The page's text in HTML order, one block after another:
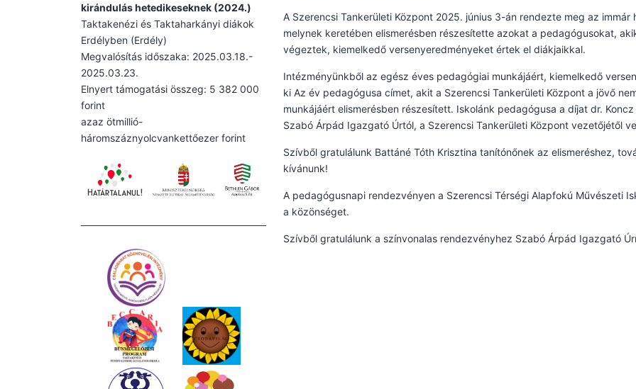
kirándulás hetedikeseknek (2024.)
Taktakenézi és Taktaharkányi diákok
Erdélyben (Erdély)
Megvalósítás időszaka: 2025.03.18.-
2025.03.23.
Elnyert támogatási összeg: 5 382 000
forint
azaz ötmillió-
háromszáznyolcvankettőezer forint
A Szerencsi Tankerületi Központ 2025. június 3-án rendezte meg az
melynek keretében elismerésben részesítette azokat a pedagógusokat,
végeztek, kiemelkedő versenyeredményeket értek el diákjaikkal.
Intézményünkből az egész éves pedagógiai munkájáért, kiemelkedő
ki Az év pedagógusa címet, akit a Szerencsi Tankerületi Központ a jövő
munkájáért elismerésben részesített. Iskolánk pedagógusa a díjat dr.
Szabó Árpád Igazgató Úrtól, a Szerencsi Tankerületi Központ vezetőjétől
Szívből gratulálunk Battáné Tóth Krisztina tanítónőnek az elismeréshez,
kívánunk!
A pedagógusnapi rendezvényen a Szerencsi Térségi Alapfokú Művészeti
a közönséget.
Szívből gratulálunk a színvonalas rendezvényhez Szabó Árpád Igazgató